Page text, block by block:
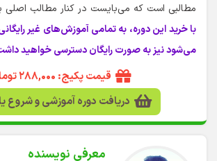
مطالبی است که می‌بایست در کنار مطالب اصلی
با خرید این دوره، به تمامی آموزش‌های غیر
می‌شود نیز به صورت رایگان دسترسی خواهید
قیمت پکیج: ۲۸۸,۰۰۰ تومان
دریافت دوره آموزشی و شروع
معرفی نویسنده